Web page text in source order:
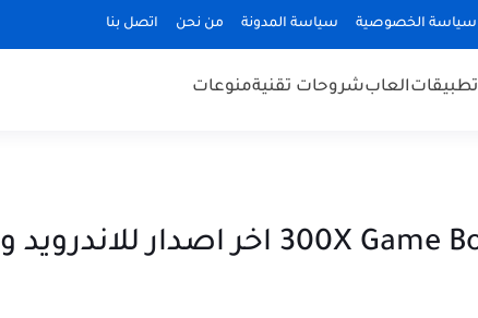
سياسة الخصوصية سياسة المدونة من نحن اتصل بنا
تطبيقاتالعابشروحات تقنيةمنوعات
تحميل تطبيق 300X Game Booster Pro اخر اصدار للاندرويد و